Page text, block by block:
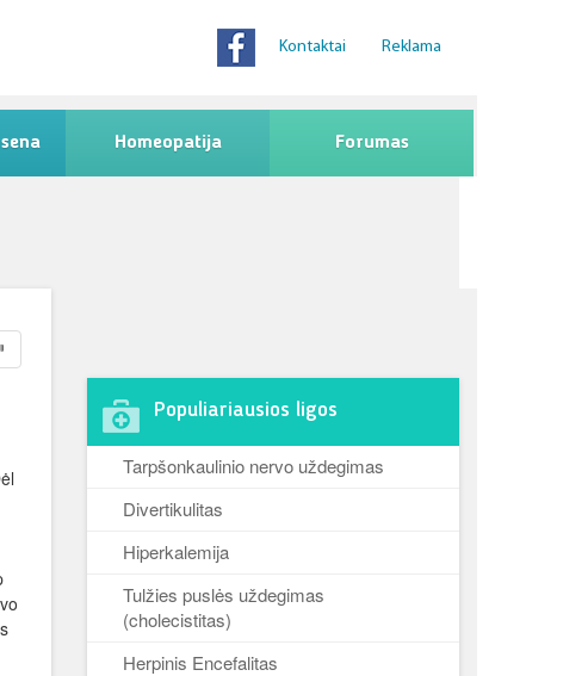
Kontaktai Reklama
Homeopatija Forumas
Populiariausios ligos
Tarpšonkaulinio nervo uždegimas
Divertikulitas
Hiperkalemija
Tulžies puslės uždegimas
(cholecistitas)
Herpinis Encefalitas